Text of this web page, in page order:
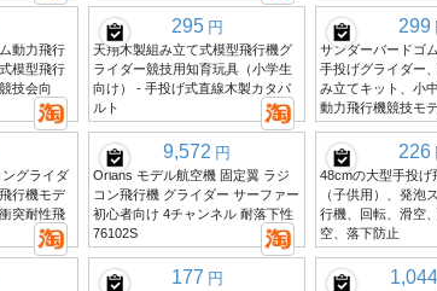
動力飛行
模型飛行
技会向
295 円
天翔木製組み立て式模型飛行機グ
ライダー競技用知育玩具（小学生
向け） - 手投げ式直線木製カタパ
ルト
299
サンダーバードゴ
手投げグライダー
み立てキット、小
動力飛行機競技モデ
グライダ
行機モデ
突耐性飛
9,572 円
Orlans モデル航空機 固定翼 ラジ
コン飛行機 グライダー サーファー
初心者向け 4チャンネル 耐落下性
76102S
226
48cmの大型手投げ
（子供用）、発泡
行機、回転、滑空
空、落下防止
177 円 1,044